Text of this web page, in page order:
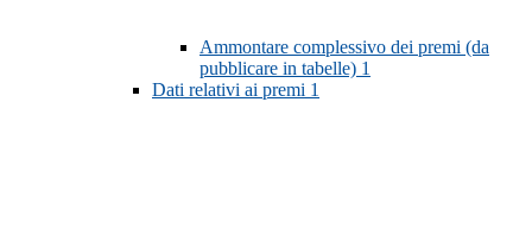
Ammontare complessivo dei premi (da
pubblicare in tabelle) 1
Dati relativi ai premi 1